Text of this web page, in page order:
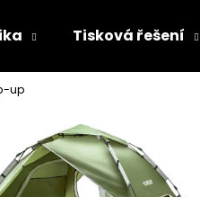
Tisková řešení
up najít?
HLEDAT